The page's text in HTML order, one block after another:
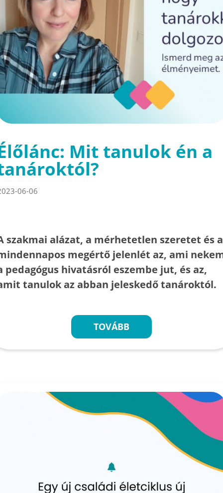
Mit tanulok én a
06-06
szakmai alázat, a mérhetetlen szeretet és a
megértő jelenlét az, ami
pedagógus hivatásról eszembe jut, és az,
tanulok az abban jeleskedő tanároktól.
TOVÁBB